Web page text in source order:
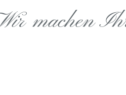
Wir machen